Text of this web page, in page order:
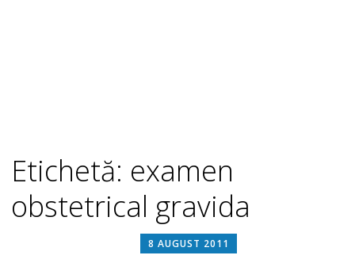
Etichetă: examen
obstetrical gravida
8 AUGUST 2011